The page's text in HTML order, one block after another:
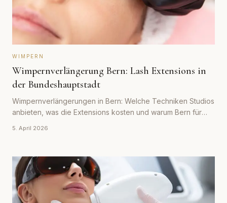
WIMPERN
Wimpernverlängerung Bern: Lash Extensions in
der Bundeshauptstadt
Wimpernverlängerungen in Bern: Welche Techniken Studios
anbieten, was die Extensions kosten und warum Bern für
5. April 2026